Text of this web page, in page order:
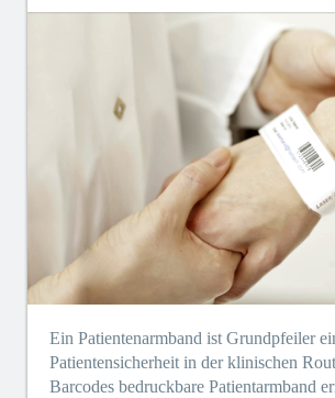
Ein Patientenarmband ist Grundpfeiler
Patientensicherheit in der klinischen
Barcodes bedruckbare Patientarmband